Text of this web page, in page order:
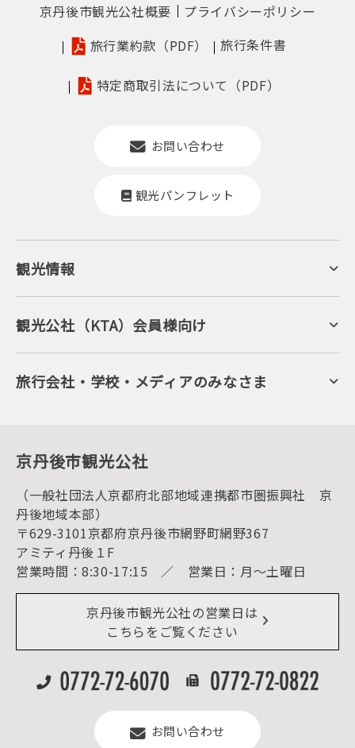
京丹後市観光公社概要
プライバシーポリシー
旅行業約款（PDF）
旅行条件書
特定商取引法について（PDF）
お問い合わせ
観光パンフレット
観光情報
京丹後について
ジオパークの絶景
キャンプ・グランピング
自然景観
旬の食
フルーツ
美術館・資料館
観光
海水浴
キャンプ
お宿探し
宿泊・日帰り予約（空室検索）
予約照会・予約キャンセル
宿泊施設一覧（お宿比較ページ）
アクセス
お知らせ
イベント情報
デジタル観光パンフレット
リアルタイム道路情報
よくある質問
観光公社（KTA）会員様向け
KTA会員コミュニティ
会員向けサービス
KTAニュースレター
会員加入・会員情報（会員規程）
旅行会社・学校・メディアのみなさま
プレスリリース
京丹後市観光公社
（一般社団法人京都府北部地域連携都市圏振興社 京
丹後地域本部）
〒629-3101京都府京丹後市網野町網野367
アミティ丹後１F
営業時間：8:30-17:15 ／ 営業日：月～土曜日
京丹後市観光公社の営業日は
こちらをご覧ください
お問い合わせ